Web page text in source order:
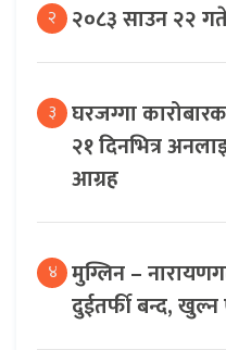
२ २०८३ साउन २२
३ घरजग्गा
२१ दिनभित्र
आग्रह
४ मुग्लिन –
दुईतर्फी बन्द,